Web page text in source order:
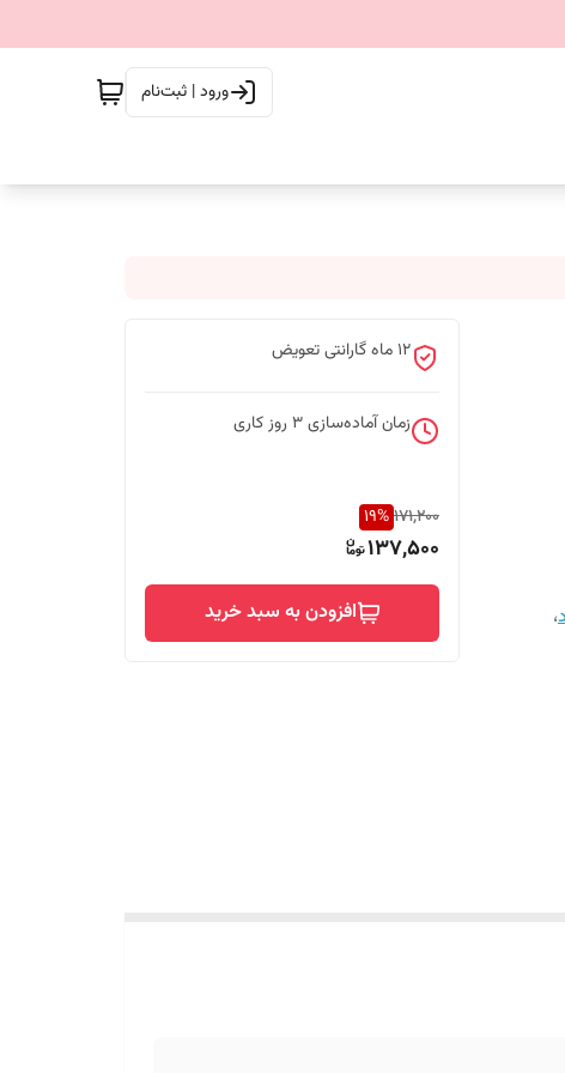
ورود | ثبت‌نام
،
12 ماه گارانتی تعویض
زمان آماده‌سازی3 روز کاری
171,200
19%
137,500
افزودن به سبد خرید